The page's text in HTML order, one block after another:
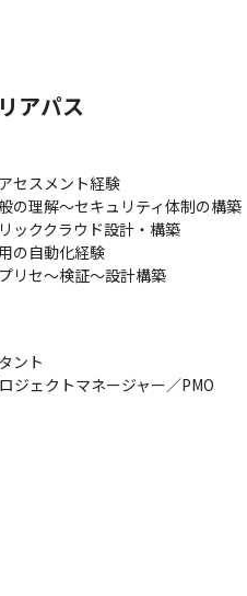
アパス
セスメント経験
の理解～セキュリティ体制の構築
ッククラウド設計・構築
の自動化経験
リセ～検証～設計構築
ント
ジェクトマネージャー／PMO